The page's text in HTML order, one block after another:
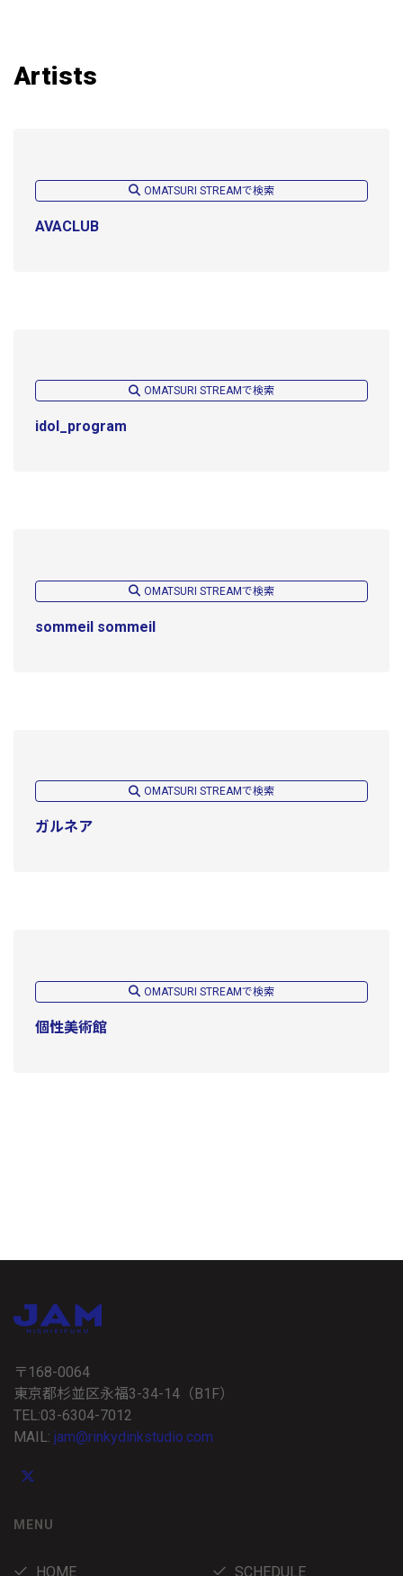
Artists
OMATSURI STREAMで検索
AVACLUB
OMATSURI STREAMで検索
idol_program
OMATSURI STREAMで検索
sommeil sommeil
OMATSURI STREAMで検索
ガルネア
OMATSURI STREAMで検索
個性美術館
〒168-0064
東京都杉並区永福3-34-14（B1F）
TEL:03-6304-7012
MAIL: jam@rinkydinkstudio.com
MENU
HOME SCHEDULE